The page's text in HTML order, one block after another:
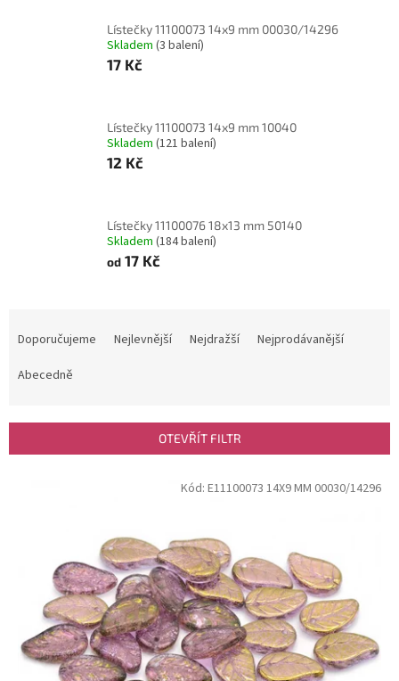
Lístečky 11100073 14x9 mm 00030/14296
Skladem (3 balení)
17 Kč
Lístečky 11100073 14x9 mm 10040
Skladem (121 balení)
12 Kč
Lístečky 11100076 18x13 mm 50140
Skladem (184 balení)
od 17 Kč
r
Doporučujeme Nejlevnější Nejdražší
Nejprodávanější
Abecedně
OTEVŘÍT FILTR
Kód: E11100073 14X9 MM 00030/14296